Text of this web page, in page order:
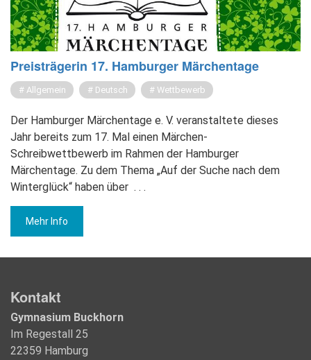
Preis­trä­ge­rin 17. Ham­bur­ger Mär­chen­ta­ge
Allgemein Deutsch Wettbewerb
Der Hamburger Märchentage e. V. veranstaltete dieses
Jahr bereits zum 17. Mal einen Märchen-
Schreibwettbewerb im Rahmen der Hamburger
Märchentage. Zu dem Thema „Auf der Suche nach dem
Winterglück“ haben über . . .
Mehr Info
Kontakt
Gymnasium Buckhorn
Im Regestall 25
22359 Hamburg